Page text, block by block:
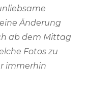
Änderung
ab dem Mittag
Fotos zu
immerhin